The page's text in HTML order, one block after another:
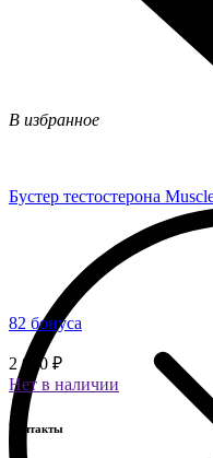
В избранное
Бустер тестостерона
82 бонуса
2 050 ₽
Нет в наличии
Контакты